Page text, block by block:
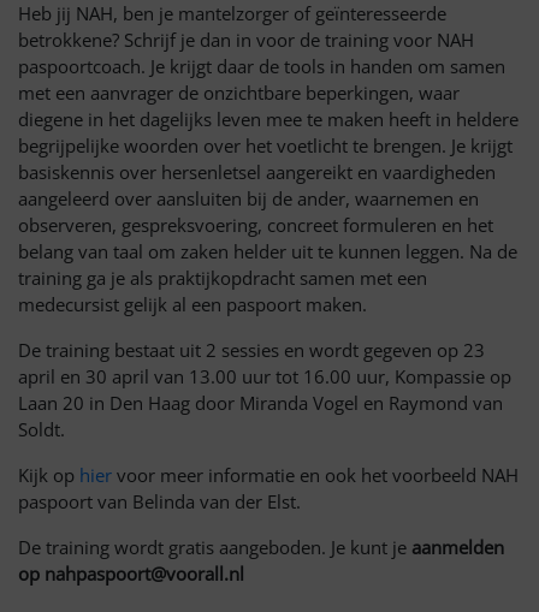
Heb jij NAH, ben je mantelzorger of geïnteresseerde
betrokkene? Schrijf je dan in voor de training voor NAH
paspoortcoach. Je krijgt daar de tools in handen om samen
met een aanvrager de onzichtbare beperkingen, waar
diegene in het dagelijks leven mee te maken heeft in heldere
begrijpelijke woorden over het voetlicht te brengen. Je krijgt
basiskennis over hersenletsel aangereikt en vaardigheden
aangeleerd over aansluiten bij de ander, waarnemen en
observeren, gespreksvoering, concreet formuleren en het
belang van taal om zaken helder uit te kunnen leggen. Na de
training ga je als praktijkopdracht samen met een
medecursist gelijk al een paspoort maken.
De training bestaat uit 2 sessies en wordt gegeven op 23
april en 30 april van 13.00 uur tot 16.00 uur, Kompassie op
Laan 20 in Den Haag door Miranda Vogel en Raymond van
Soldt.
Kijk op hier voor meer informatie en ook het voorbeeld NAH
paspoort van Belinda van der Elst.
De training wordt gratis aangeboden. Je kunt je aanmelden
op nahpaspoort@voorall.nl